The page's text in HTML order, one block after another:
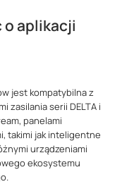
o aplikacji
jest kompatybilna z
zasilania serii DELTA i
panelami
takimi jak inteligentne
urządzeniami
ekosystemu